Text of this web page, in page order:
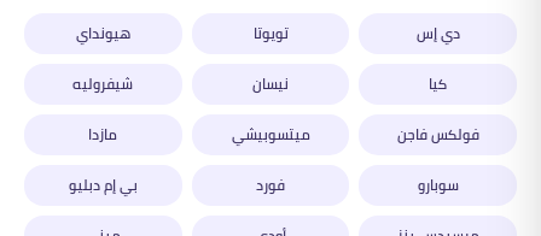
دي إس تويوتا
هيونداي
كيا
نيسان
شيفروليه
فولكس فاجن
ميتسوبيشي
مازدا
سوبارو
فورد
بي إم دبليو